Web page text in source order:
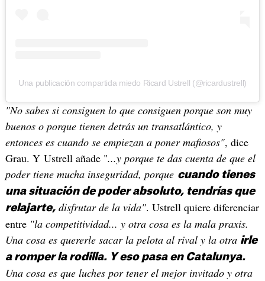
Una publicación compartida miedo Ricard Ustrell (@ricardustrell)
"No sabes si consiguen lo que consiguen porque son muy
buenos o porque tienen detrás un transatlántico, y
entonces es cuando se empiezan a poner mafiosos", dice
Grau. Y Ustrell añade "...y porque te das cuenta de que el
poder tiene mucha inseguridad, porque cuando tienes
una situación de poder absoluto, tendrías que
relajarte,disfrutar de la vida". Ustrell quiere diferenciar
entre "la competitividad... y otra cosa es la mala praxis.
Una cosa es quererle sacar la pelota al rival y la otra irle
a romper la rodilla. Y eso pasa en Catalunya.
Una cosa es que luches por tener el mejor invitado y otra